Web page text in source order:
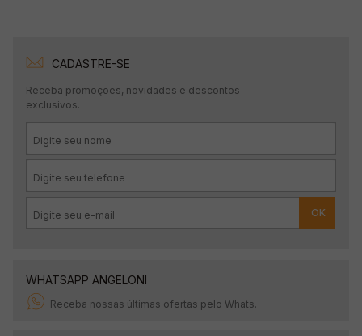
CADASTRE-SE
Receba promoções, novidades e descontos
exclusivos.
OK
WHATSAPP ANGELONI
Receba nossas últimas ofertas pelo Whats.